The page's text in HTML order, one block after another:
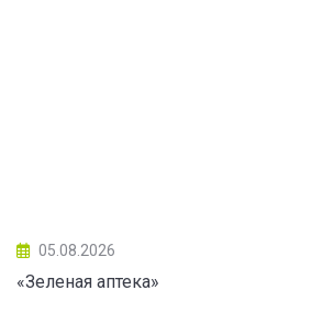
05.08.2026
«Зеленая аптека»